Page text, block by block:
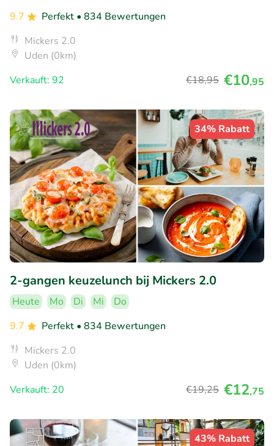
9.7
Perfekt • 834 Bewertungen
Mickers 2.0
Uden (0km)
Verkauft: 92
€18,95 €10,95
34% Rabatt
2-gangen keuzelunch bij Mickers 2.0
Heute Mo Di Mi
Do
9.7
Perfekt • 834 Bewertungen
Mickers 2.0
Uden (0km)
Verkauft: 20
€19,25 €12,75
43% Rabatt